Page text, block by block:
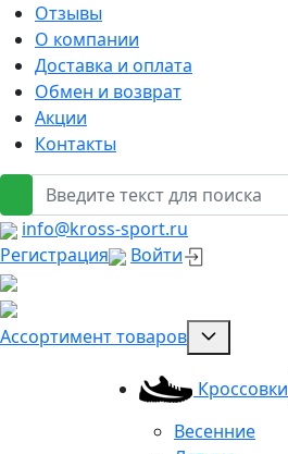
Отзывы
О компании
Доставка и оплата
Обмен и возврат
Акции
Контакты
info@kross-sport.ru
Регистрация
Войти
Ассортимент товаров
Кроссовки
Весенние